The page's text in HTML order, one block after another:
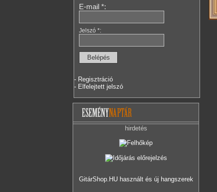
E-mail *:
Jelszó *:
- Regisztráció
- Elfelejtett jelszó
hirdetés
GitárShop.HU használt és új hangszerek